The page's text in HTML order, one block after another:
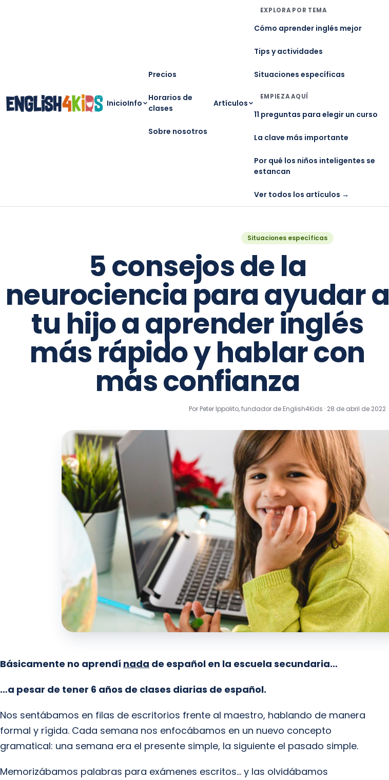
InicioInfo
Precios
Horarios de
clases
Sobre nosotros
Artículos
EXPLORA POR TEMA
Cómo aprender inglés mejor
Tips y actividades
Situaciones específicas
EMPIEZA AQUÍ
11 preguntas para elegir un curso
La clave más importante
Por qué los niños inteligentes se
estancan
Ver todos los artículos →
Situaciones específicas
5 consejos de la
neurociencia para ayudar a
tu hijo a aprender inglés
más rápido y hablar con
más confianza
Por Peter Ippolito, fundador de English4Kids · 28 de abril de 2022
Básicamente no aprendí nada de español en la escuela secundaria…
…a pesar de tener 6 años de clases diarias de español.
Nos sentábamos en filas de escritorios frente al maestro, hablando de manera
formal y rígida. Cada semana nos enfocábamos en un nuevo concepto
gramatical: una semana era el presente simple, la siguiente el pasado simple.
Memorizábamos palabras para exámenes escritos… y las olvidábamos